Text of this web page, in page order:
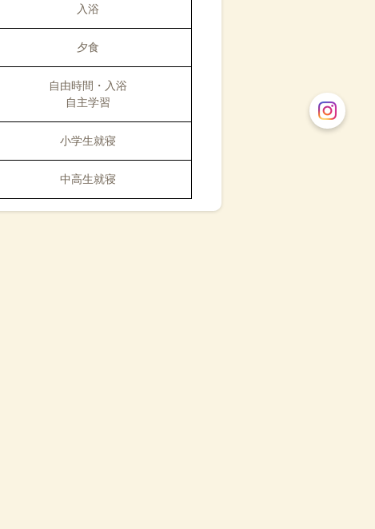
入浴
夕食
自由時間 ・入浴
自主学習
小学生就寝
中高生就寝